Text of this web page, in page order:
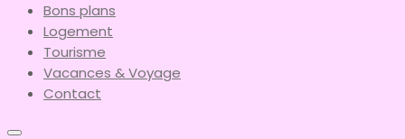
Bons plans
Logement
Tourisme
Vacances & Voyage
Contact